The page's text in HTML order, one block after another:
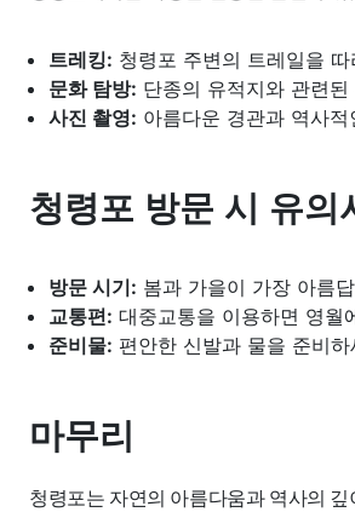
트레킹: 청령포 주변의 트레일을
문화 탐방: 단종의 유적지와 관련
사진 촬영: 아름다운 경관과 역사
청령포 방문 시 유의
방문 시기: 봄과 가을이 가장 아름
교통편: 대중교통을 이용하면 영월
준비물: 편안한 신발과 물을 준비
마무리
청령포는 자연의 아름다움과 역사의